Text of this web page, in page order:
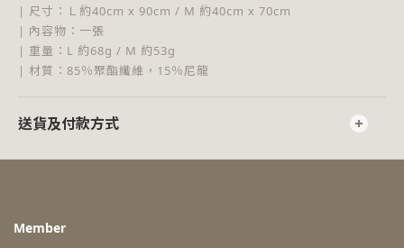
| 尺寸：Ｌ約40cm x 90cm / M 約40cm x 70cm
| 內容物：一張
| 重量：L 約68g / M 約53g
| 材質：85％聚酯纖維，15％尼龍
送貨及付款方式
Member